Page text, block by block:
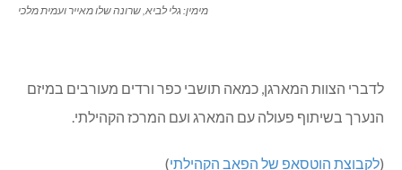
מימין: גלי לביא, שרונה שלו מאייר ועמית מלכי
לדברי הצוות המארגן, כמאה תושבי כפר ורדים מעורבים במיזם
הנערך בשיתוף פעולה עם המארג ועם המרכז הקהילתי.
(לקבוצת הוטסאפ של הפאב הקהילתי)